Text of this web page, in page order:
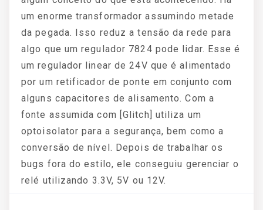
um enorme transformador assumindo metade
da pegada. Isso reduz a tensão da rede para
algo que um regulador 7824 pode lidar. Esse é
um regulador linear de 24V que é alimentado
por um retificador de ponte em conjunto com
alguns capacitores de alisamento. Com a
fonte assumida com [Glitch] utiliza um
optoisolator para a segurança, bem como a
conversão de nível. Depois de trabalhar os
bugs fora do estilo, ele conseguiu gerenciar o
relé utilizando 3.3V, 5V ou 12V.